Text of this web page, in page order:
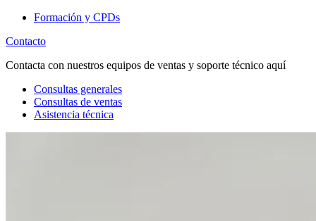
Formación y CPDs
Contacto
Contacta con nuestros equipos de ventas y soporte técnico aquí
Consultas generales
Consultas de ventas
Asistencia técnica